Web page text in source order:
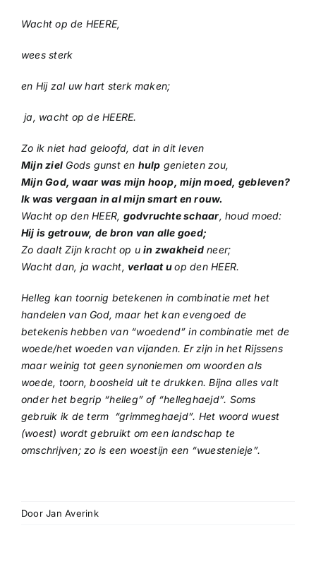
Wacht op de HEERE,
wees sterk
en Hij zal uw hart sterk maken;
ja, wacht op de HEERE.
Zo ik niet had geloofd, dat in dit leven
Mijn ziel Gods gunst en hulp genieten zou,
Mijn God, waar was mijn hoop, mijn moed, gebleven?
Ik was vergaan in al mijn smart en rouw.
Wacht op den HEER, godvruchte schaar, houd moed:
Hij is getrouw, de bron van alle goed;
Zo daalt Zijn kracht op uin zwakheidneer;
Wacht dan, ja wacht, verlaat uop den HEER.
Helleg kan toornig betekenen in combinatie met het
handelen van God, maar het kan evengoed de
betekenis hebben van “woedend” in combinatie met de
woede/het woeden van vijanden. Er zijn in het Rijssens
maar weinig tot geen synoniemen om woorden als
woede, toorn, boosheid uit te drukken. Bijna alles valt
onder het begrip “helleg” of “helleghaejd”. Soms
gebruik ik de term “grimmeghaejd”. Het woord wuest
(woest) wordt gebruikt om een landschap te
omschrijven; zo is een woestijn een “wuestenieje”.
DoorJan Averink